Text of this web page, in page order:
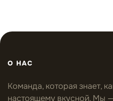
О НАС
Команда, которая знает,
настоящему вкусной. Мы —